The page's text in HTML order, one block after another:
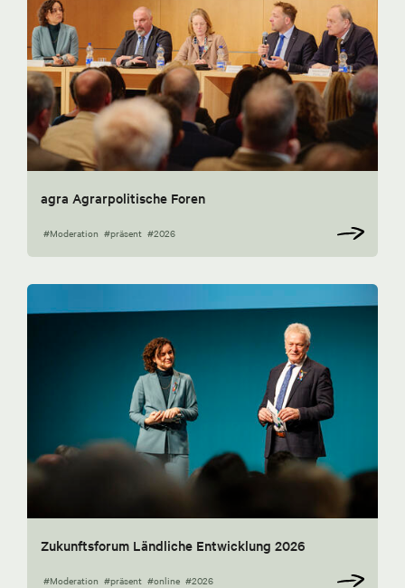
agra Agrarpolitische Foren
#Moderation #präsent #2026
Zukunftsforum Ländliche Entwicklung 2026
#Moderation #präsent #online #2026